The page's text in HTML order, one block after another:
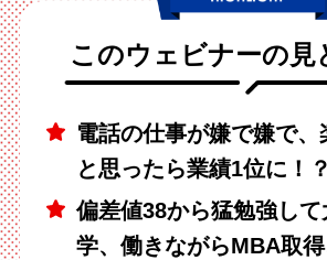
このウェビナーの見
電話の仕事が嫌で嫌で、
と思ったら業績1位に！？
偏差値38から猛勉強して
学、働きながらMBA取